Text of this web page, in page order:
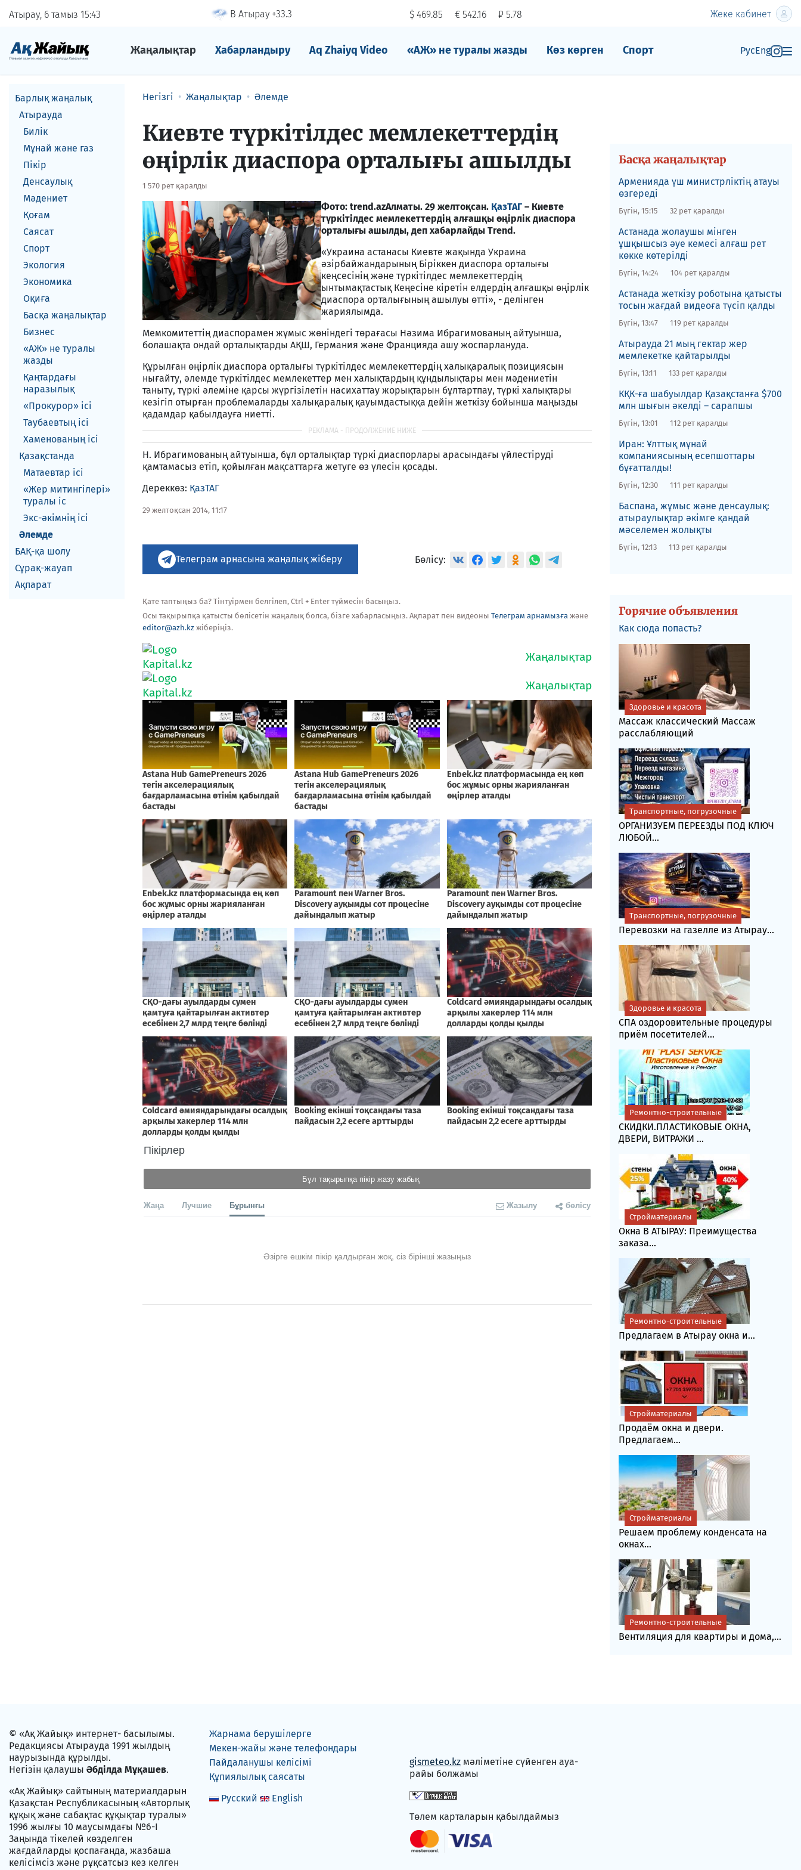
Атырау, 6 тамыз 15 43 В Атырау +33.3 $ 469.85 € 542.16 ₽ 5.78 Жеке кабинет
Жаңалықтар Хабарландыру Aq Zhaiyq Video «АЖ» не туралы жазды Көз көрген Спорт РусEng
Барлық жаңалық
Атырауда
Билік
Мұнай және газ
Пікір
Денсаулық
Мәдениет
Қоғам
Саясат
Спорт
Экология
Экономика
Оқиға
Басқа жаңалықтар
Бизнес
«АЖ» не туралы
жазды
Қаңтардағы
наразылық
«Прокурор» ісі
Таубаевтың ісі
Хаменованың ісі
Қазақстанда
Матаевтар ici
«Жер митингілері»
туралы іс
Экс-әкiмнiң iсi
Әлемде
БАҚ-қа шолу
Сұрақ-жауап
Ақпарат
Негізгі Жаңалықтар Әлемде
Киевте түркітілдес мемлекеттердің
өңірлік диаспора орталығы ашылды
1 570 рет қаралды
Фото: trend.azАлматы. 29 желтоқсан. ҚазТАГ – Киевте
түркітілдес мемлекеттердің алғашқы өңірлік диаспора
орталығы ашылды, деп хабарлайды Trend.
«Украина астанасы Киевте жақында Украина
әзірбайжандарының Біріккен диаспора орталығы
кеңсесінің және түркітілдес мемлекеттердің
ынтымақтастық Кеңесіне кіретін елдердің алғашқы өңірлік
диаспора орталығының ашылуы өтті», - делінген
жариялымда.
Мемкомитеттің диаспорамен жұмыс жөніндегі төрағасы Нәзима Ибрагимованың айтуынша,
болашақта ондай орталықтарды АҚШ, Германия және Францияда ашу жоспарлануда.
Құрылған өңірлік диаспора орталығы түркітілдес мемлекеттердің халықаралық позициясын
нығайту, әлемде түркітілдес мемлекеттер мен халықтардың құндылықтары мен мәдениетін
таныту, түркі әлеміне қарсы жүргізілетін насихаттау жорықтарын бұлтартпау, түркі халықтары
кезігіп отырған проблемаларды халықаралық қауымдастыққа дейін жеткізу бойынша маңызды
қадамдар қабылдауға ниетті.
Н. Ибрагимованың айтуынша, бұл орталықтар түркі диаспорлары арасындағы үйлестіруді
қамтамасыз етіп, қойылған мақсаттарға жетуге өз үлесін қосады.
Дереккөз: ҚазТАГ
29 желтоқсан 2014, 11:17
Телеграм арнасына жаңалық жіберу Бөлісу:
Қате таптыңыз ба? Тінтуірмен белгілеп, Ctrl + Enter түймесін басыңыз.
Осы тақырыпқа қатысты бөлісетін жаңалық болса, бізге хабарласыңыз. Ақпарат пен видеоны Телеграм арнамызға және
editor@azh.kz жіберіңіз.
Пікірлер
Бұл тақырыпқа пікір жазу жабық
Жаңа Лучшие Бұрынғы Жазылу бөлісу
Әзірге ешкім пікір қалдырған жоқ, сіз бірінші жазыңыз
Басқа жаңалықтар
Арменияда үш министрліктің атауы
өзгереді
Бүгін, 15:15 32 рет қаралды
Астанада жолаушы мінген
ұшқышсыз әуе кемесі алғаш рет
көкке көтерілді
Бүгін, 14:24 104 рет қаралды
Астанада жеткізу роботына қатысты
тосын жағдай видеоға түсіп қалды
Бүгін, 13:47 119 рет қаралды
Атырауда 21 мың гектар жер
мемлекетке қайтарылды
Бүгін, 13:11 133 рет қаралды
​КҚК-ға шабуылдар Қазақстанға $700
млн шығын әкелді – сарапшы
Бүгін, 13:01 112 рет қаралды
Иран: Ұлттық мұнай
компаниясының есепшоттары
бұғатталды!
Бүгін, 12:30 111 рет қаралды
​Баспана, жұмыс және денсаулық:
атыраулықтар әкімге қандай
мәселемен жолықты
Бүгін, 12:13 113 рет қаралды
Горячие объявления
Как сюда попасть?
Массаж классический Массаж
расслабляющий
Здоровье и красота
ОРГАНИЗУЕМ ПЕРЕЕЗДЫ ПОД КЛЮЧ
ЛЮБОЙ...
Транспортные, погрузочные
Перевозки на газелле из Атырау...
Транспортные, погрузочные
СПА оздоровительные процедуры
приём посетителей...
Здоровье и красота
СКИДКИ.ПЛАСТИКОВЫЕ ОКНА,
ДВЕРИ, ВИТРАЖИ ...
Ремонтно-строительные
Окна В АТЫРАУ: Преимущества
заказа...
Стройматериалы
Предлагаем в Атырау окна и...
Ремонтно-строительные
Продаём окна и двери.
Предлагаем...
Стройматериалы
Решаем проблему конденсата на
окнах...
Стройматериалы
Вентиляция для квартиры и дома,...
Ремонтно-строительные
© «Ақ Жайық» интернет- басылымы.
Редакциясы Атырауда 1991 жылдың
наурызында құрылды.
Негізін қалаушы Әбділда Мұқашев.
«Ақ Жайық» сайтының материалдарын
Қазақстан Республикасының «Авторлық
құқық және сабақтас құқықтар туралы»
1996 жылғы 10 маусымдағы №6-I
Заңында тікелей көзделген
жағдайларды қоспағанда, жазбаша
келісімсіз және рұқсатсыз кез келген
Жарнама берушілерге
Мекен-жайы және телефондары
Пайдаланушы келісімі
Құпиялылық саясаты
Русский
English
gismeteo.kz мәліметіне сүйенген ауа-
райы болжамы
Төлем карталарын қабылдаймыз